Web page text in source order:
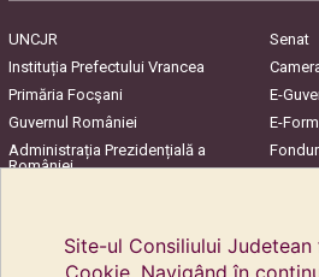
UNCJR
Senat
Instituția Prefectului Vrancea
Primăria Focşani
E-
Guvernul României
E-
Administrația Prezidențială a
României
Site-ul Consiliului